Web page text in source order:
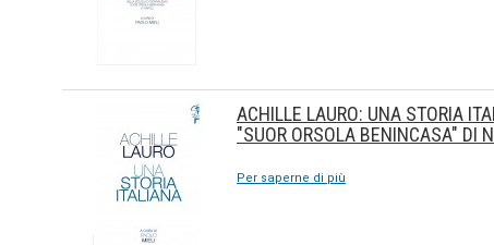
ACHILLE LAURO: UNA STORIA
"SUOR ORSOLA BENINCASA" DI
Per saperne di più